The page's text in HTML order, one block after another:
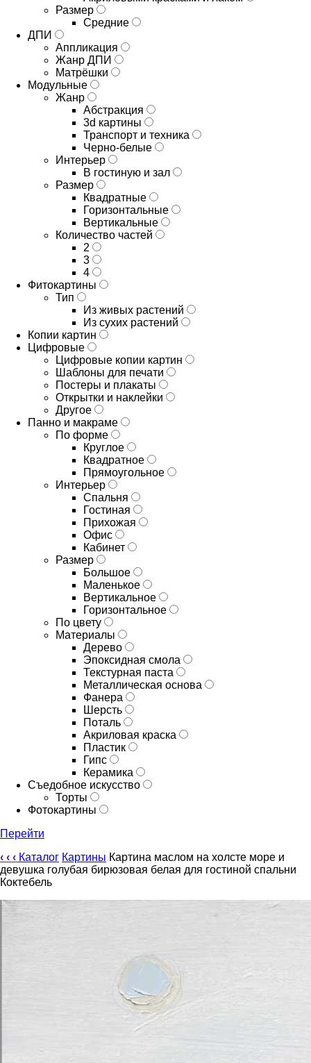
Размер
Средние
ДПИ
Аппликация
Жанр ДПИ
Матрёшки
Модульные
Жанр
Абстракция
3d картины
Транспорт и техника
Черно-белые
Интерьер
В гостиную и зал
Размер
Квадратные
Горизонтальные
Вертикальные
Количество частей
2
3
4
Фитокартины
Тип
Из живых растений
Из сухих растений
Копии картин
Цифровые
Цифровые копии картин
Шаблоны для печати
Постеры и плакаты
Открытки и наклейки
Другое
Панно и макраме
По форме
Круглое
Квадратное
Прямоугольное
Интерьер
Спальня
Гостиная
Прихожая
Офис
Кабинет
Размер
Большое
Маленькое
Вертикальное
Горизонтальное
По цвету
Материалы
Дерево
Эпоксидная смола
Текстурная паста
Металлическая основа
Фанера
Шерсть
Поталь
Акриловая краска
Пластик
Гипс
Керамика
Съедобное искусство
Торты
Фотокартины
Перейти
‹ ‹ ‹ Каталог Картины Картина маслом на холсте море и
девушка голубая бирюзовая белая для гостиной спальни
Коктебель